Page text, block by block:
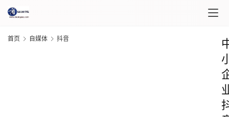
首页 自媒体 抖音